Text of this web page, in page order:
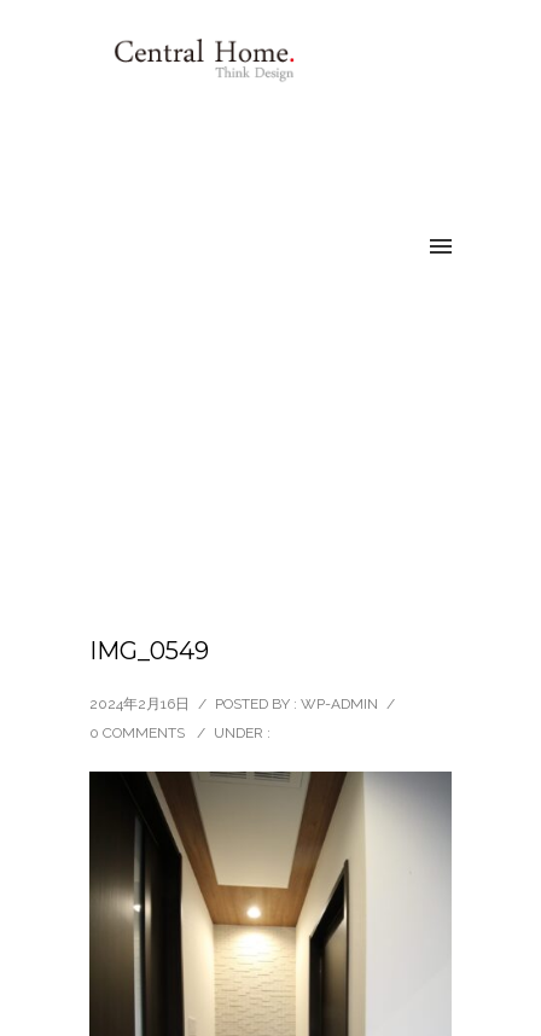
IMG_0549
2024年2月16日 / POSTED BY : WP-ADMIN /
0 COMMENTS
/ UNDER :